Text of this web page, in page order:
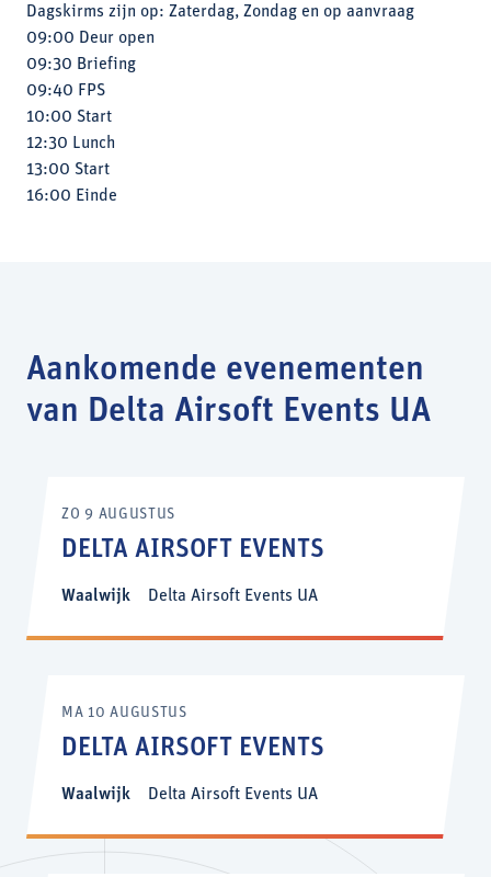
Dagskirms zijn op: Zaterdag, Zondag en op aanvraag
09:00 Deur open
09:30 Briefing
09:40 FPS
10:00 Start
12:30 Lunch
13:00 Start
16:00 Einde
Aankomende evenementen
van Delta Airsoft Events UA
ZO 9 AUGUSTUS
DELTA AIRSOFT EVENTS
Waalwijk Delta Airsoft Events UA
MA 10 AUGUSTUS
DELTA AIRSOFT EVENTS
Waalwijk Delta Airsoft Events UA